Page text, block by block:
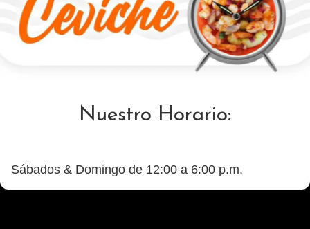
Nuestro Horario:
Sábados & Domingo de 12:00 a 6:00 p.m.